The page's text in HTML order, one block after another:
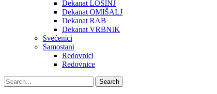
Dekanat LOŠINJ
Dekanat OMIŠALJ
Dekanat RAB
Dekanat VRBNIK
Svećenici
Samostani
Redovnici
Redovnice
Search
Search
for: